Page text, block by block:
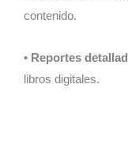
contenido.
• Reportes
libros digitales.